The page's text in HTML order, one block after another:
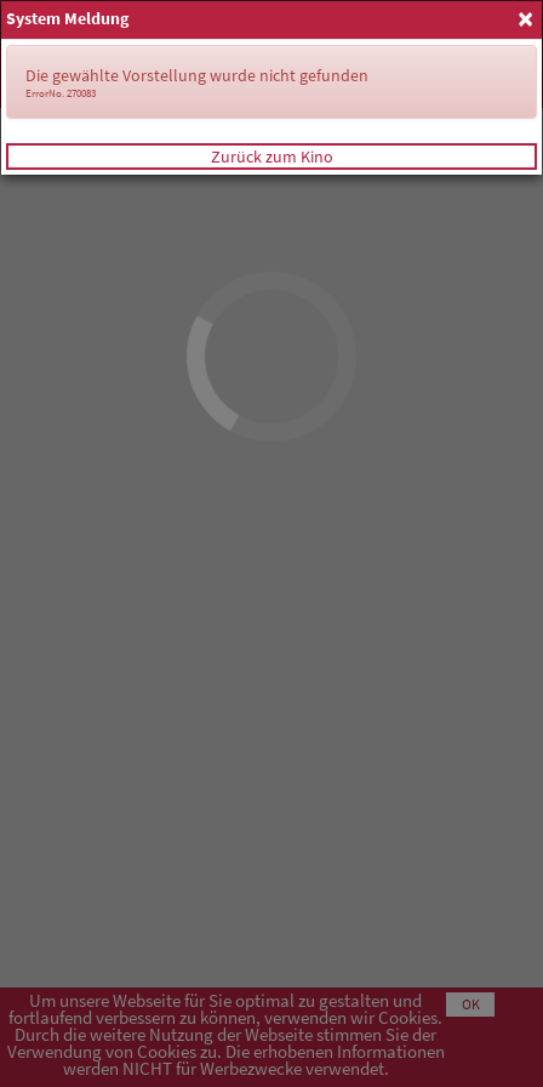
Anmelden
Um unsere Webseite für Sie optimal zu gestalten und
fortlaufend verbessern zu können, verwenden wir Cookies.
Durch die weitere Nutzung der Webseite stimmen Sie der
Verwendung von Cookies zu. Die erhobenen Informationen
werden NICHT für Werbezwecke verwendet.
OK
×
System Meldung
Die gewählte Vorstellung wurde nicht gefunden
ErrorNo. 270083
Zurück zum Kino
Impressum AGB Datenschutzerklärung